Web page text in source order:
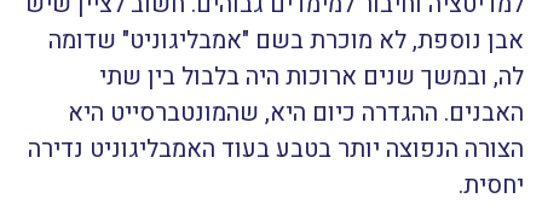
אבן נוספת, לא מוכרת בשם "אמבליגוניט" שדומה
לה, ובמשך שנים ארוכות היה בלבול בין שתי
האבנים. ההגדרה כיום היא, שהמונטברסייט היא
הצורה הנפוצה יותר בטבע בעוד האמבליגוניט נדירה
יחסית.